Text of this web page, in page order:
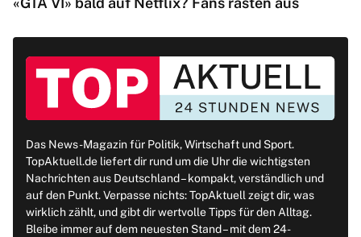
Das News-Magazin für Politik, Wirtschaft und Sport.
TopAktuell.de liefert dir rund um die Uhr die wichtigsten
Nachrichten aus Deutschland – kompakt, verständlich und
auf den Punkt. Verpasse nichts: TopAktuell zeigt dir, was
wirklich zählt, und gibt dir wertvolle Tipps für den Alltag.
Bleibe immer auf dem neuesten Stand – mit dem 24-